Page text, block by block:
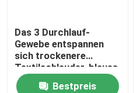
Das 3 Durchlauf-
Gewebe entspannen
sich trockenere
Textilschleuder-blaues
Weiß
Bestpreis